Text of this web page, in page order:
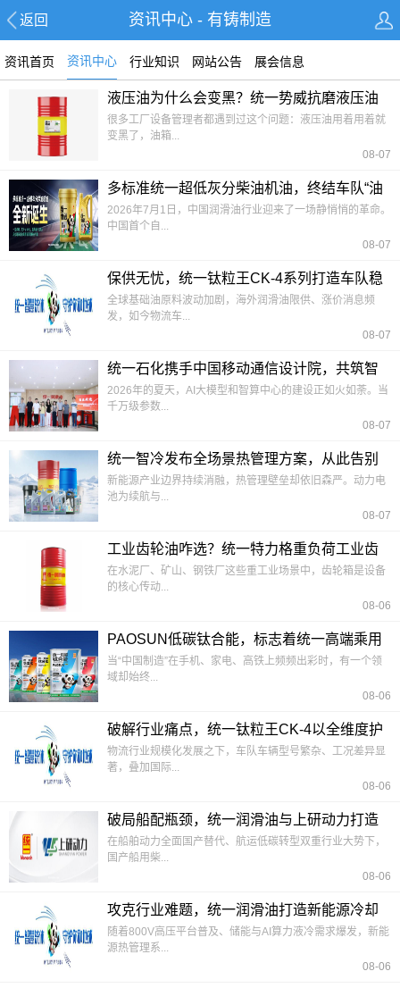
返回 资讯中心 - 有铸制造
资讯首页 资讯中心 行业知识 网站公告 展会信息
液压油为什么会变黑？统一势威抗磨液压油
HM46帮你排查原因
很多工厂设备管理者都遇到过这个问题：液压油用着用着就
变黑了，油箱...
08-07
多标准统一超低灰分柴油机油，终结车队“油
品混战”
2026年7月1日，中国润滑油行业迎来了一场静悄悄的革命。
中国首个自...
08-07
保供无忧，统一钛粒王CK-4系列打造车队稳
定运营底座
全球基础油原料波动加剧，海外润滑油限供、涨价消息频
发，如今物流车...
08-07
统一石化携手中国移动通信设计院，共筑智
算中心绿色散热方案
2026年的夏天，AI大模型和智算中心的建设正如火如荼。当
千万级参数...
08-07
统一智冷发布全场景热管理方案，从此告别
散热孤岛
新能源产业边界持续消融，热管理壁垒却依旧森严。动力电
池为续航与...
08-07
工业齿轮油咋选？统一特力格重负荷工业齿
轮油220#的选型逻辑
在水泥厂、矿山、钢铁厂这些重工业场景中，齿轮箱是设备
的核心传动...
08-06
PAOSUN低碳钛合能，标志着统一高端乘用
车润滑技术的全面跃升
当“中国制造”在手机、家电、高铁上频频出彩时，有一个领
域却始终...
08-06
破解行业痛点，统一钛粒王CK-4以全维度护
航车队长效经营
物流行业规模化发展之下，车队车辆型号繁杂、工况差异显
著，叠加国际...
08-06
破局船配瓶颈，统一润滑油与上研动力打造
船舶润滑国产化标杆
在船舶动力全面国产替代、航运低碳转型双重行业大势下，
国产船用柴...
08-06
攻克行业难题，统一润滑油打造新能源冷却
液防腐新标准
随着800V高压平台普及、储能与AI算力液冷需求爆发，新能
源热管理系...
08-06